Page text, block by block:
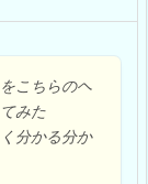
こちらのヘ
みた
分かる分か